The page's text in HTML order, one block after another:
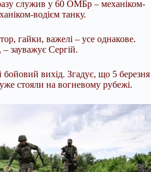
служив у 60 ОМБр – механіком-
водієм танку.
гайки, важелі – усе однакове.
зауважує Сергій.
бойовий вихід. Згадує, що 5 березня
стояли на вогневому рубежі.